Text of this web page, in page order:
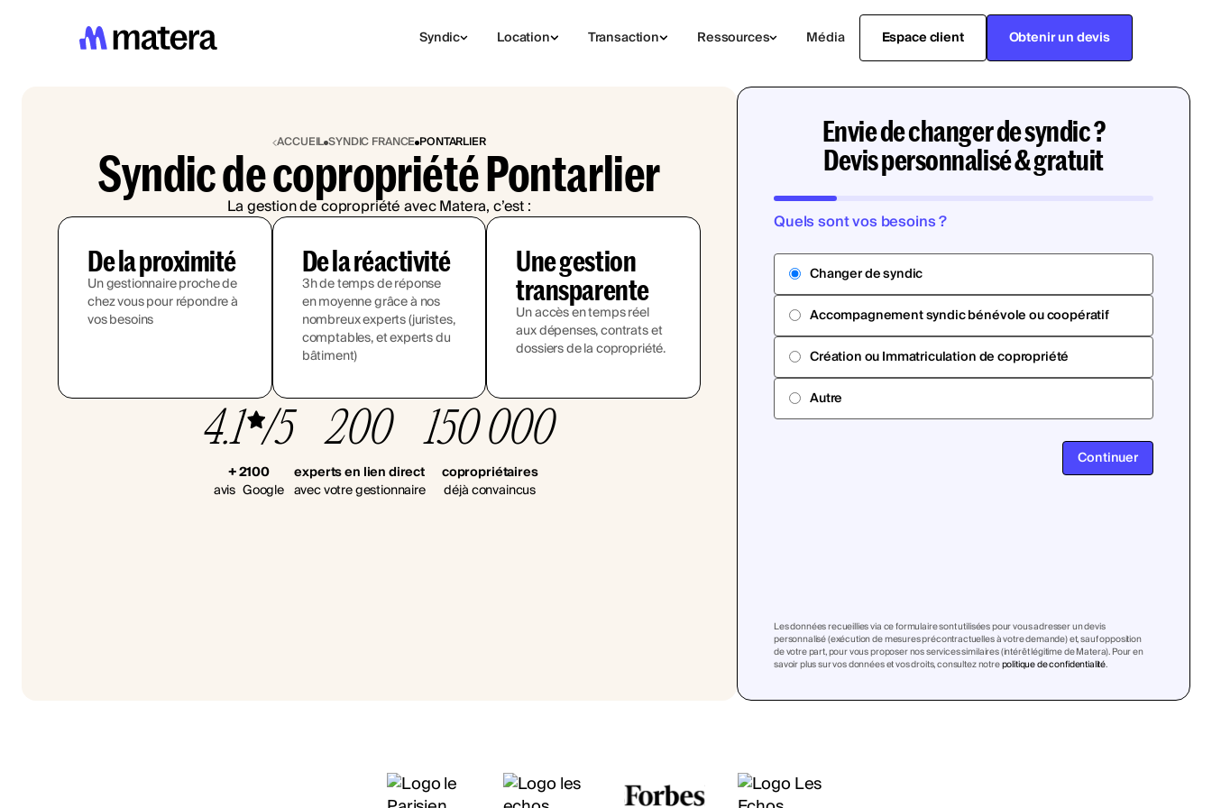
Syndic Location Transaction Ressources Média Espace client Obtenir un devis
ACCUEIL SYNDIC FRANCE PONTARLIER
Syndic de copropriété Pontarlier
La gestion de copropriété avec Matera, c’est :
De la proximité
Un gestionnaire proche de
chez vous pour répondre à
vos besoins
De la réactivité
3h de temps de réponse
en moyenne grâce à nos
nombreux experts (juristes,
comptables, et experts du
bâtiment)
Une gestion
transparente
Un accès en temps réel
aux dépenses, contrats et
dossiers de la copropriété.
4.1 /5
+ 2100
avis Google
200
experts en lien direct
avec votre gestionnaire
150 000
copropriétaires
déjà convaincus
Envie de changer de syndic ?
Devis personnalisé & gratuit
Quels sont vos besoins ?
Changer de syndic
Accompagnement syndic bénévole ou coopératif
Création ou Immatriculation de copropriété
Autre
Continuer
Les données recueillies via ce formulaire sont utilisées pour vous adresser un devis
personnalisé (exécution de mesures précontractuelles à votre demande) et, sauf opposition
de votre part, pour vous proposer nos services similaires (intérêt légitime de Matera). Pour en
savoir plus sur vos données et vos droits, consultez notrepolitique de confidentialité.